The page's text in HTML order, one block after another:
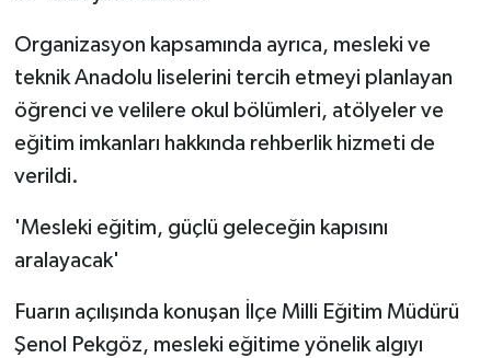
Organizasyon kapsamında ayrıca, mesleki ve
teknik Anadolu liselerini tercih etmeyi planlayan
öğrenci ve velilere okul bölümleri, atölyeler ve
eğitim imkanları hakkında rehberlik hizmeti de
verildi.
'Mesleki eğitim, güçlü geleceğin kapısını
aralayacak'
Fuarın açılışında konuşan İlçe Milli Eğitim Müdürü
Şenol Pekgöz, mesleki eğitime yönelik algıyı